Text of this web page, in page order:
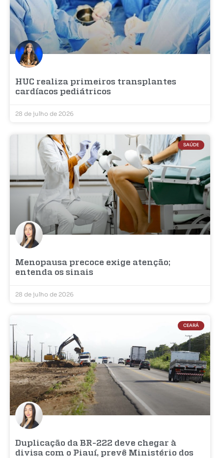
HUC realiza primeiros transplantes
cardíacos pediátricos
28 de julho de 2026
SAÚDE
Menopausa precoce exige atenção;
entenda os sinais
28 de julho de 2026
CEARÁ
Duplicação da BR-222 deve chegar à
divisa com o Piauí, prevê Ministério dos